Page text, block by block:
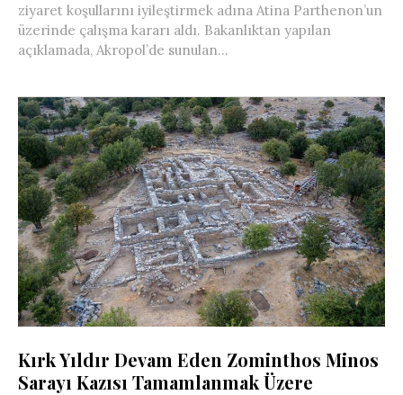
ziyaret koşullarını iyileştirmek adına Atina Parthenon’un
üzerinde çalışma kararı aldı. Bakanlıktan yapılan
açıklamada, Akropol’de sunulan...
Kırk Yıldır Devam Eden Zominthos Minos
Sarayı Kazısı Tamamlanmak Üzere